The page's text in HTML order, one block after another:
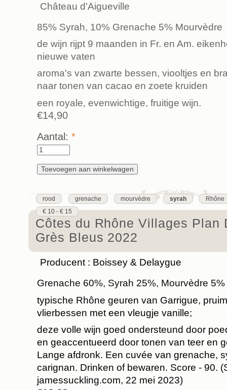
Château d'Aigueville
85% Syrah, 10% Grenache 5% Mourvèdre
de wijn rijpt 9 maanden in Fr. en Am.
nieuwe vaten
aroma's van zwarte bessen, viooltjes en
naar tonen van cacao en zoete kruiden
een royale, evenwichtige, fruitige wijn.
€14,90
Aantal: *
rood grenache mourvèdre syrah
Rhône
€ 10 - € 15
Côtes du Rhône Villages Plan
Grès Bleus 2022
Producent : Boissey & Delaygue
Grenache 60%, Syrah 25%, Mourvèdre
typische Rhône geuren van Garrigue,
vlierbessen met een vleugje vanille;
deze volle wijn goed ondersteund door
en geaccentueerd door tonen van teer en
Lange afdronk. Een cuvée van grenache,
carignan. Drinken of bewaren. Score - 90.
jamessuckling.com, 22 mei 2023)